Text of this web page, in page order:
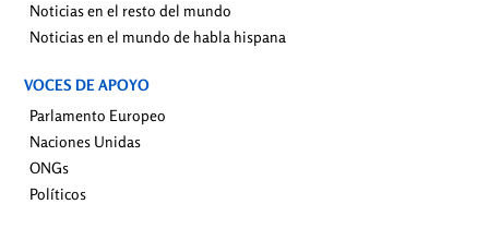
Noticias en el resto del mundo
Noticias en el mundo de habla hispana
VOCES DE APOYO
Parlamento Europeo
Naciones Unidas
ONGs
Políticos